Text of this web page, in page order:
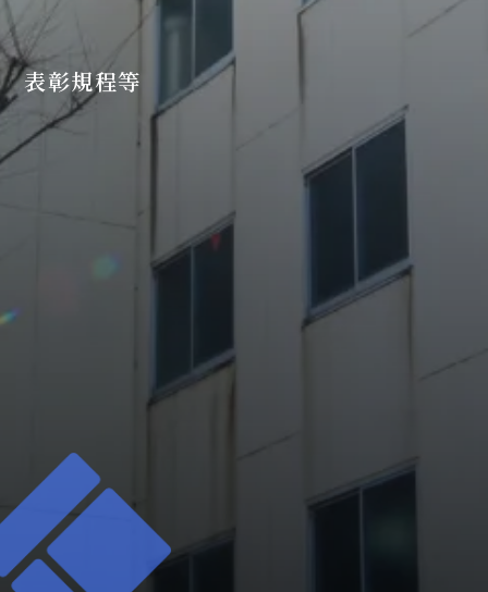
表彰規程等